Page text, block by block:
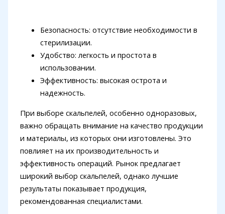
Безопасность: отсутствие необходимости в
стерилизации.
Удобство: легкость и простота в
использовании.
Эффективность: высокая острота и
надежность.
При выборе скальпелей, особенно одноразовых,
важно обращать внимание на качество продукции
и материалы, из которых они изготовлены. Это
повлияет на их производительность и
эффективность операций. Рынок предлагает
широкий выбор скальпелей, однако лучшие
результаты показывает продукция,
рекомендованная специалистами.